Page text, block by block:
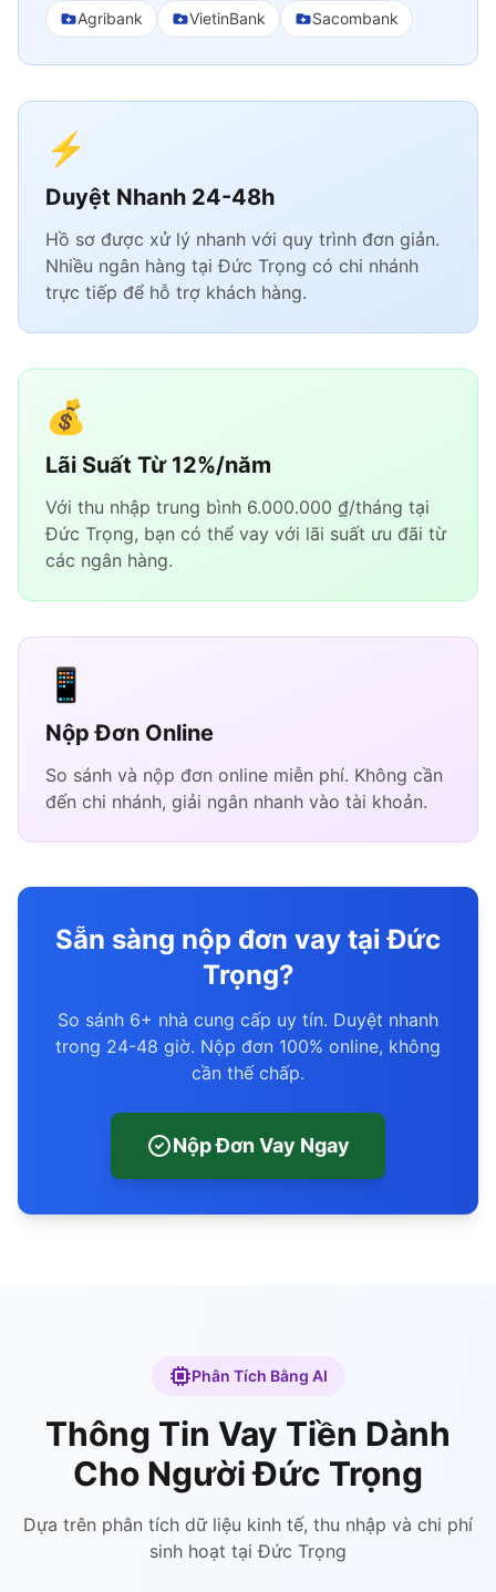
Agribank VietinBank Sacombank
⚡
Duyệt Nhanh 24-48h
Hồ sơ được xử lý nhanh với quy trình đơn giản.
Nhiều ngân hàng tại Đức Trọng có chi nhánh
trực tiếp để hỗ trợ khách hàng.
💰
Lãi Suất Từ 12%/năm
Với thu nhập trung bình 6.000.000 ₫/tháng tại
Đức Trọng, bạn có thể vay với lãi suất ưu đãi từ
các ngân hàng.
📱
Nộp Đơn Online
So sánh và nộp đơn online miễn phí. Không cần
đến chi nhánh, giải ngân nhanh vào tài khoản.
Sẵn sàng nộp đơn vay tại Đức
Trọng?
So sánh 6+ nhà cung cấp uy tín. Duyệt nhanh
trong 24-48 giờ. Nộp đơn 100% online, không
cần thế chấp.
Nộp Đơn Vay Ngay
Phân Tích Bằng AI
Thông Tin Vay Tiền Dành
Cho Người Đức Trọng
Dựa trên phân tích dữ liệu kinh tế, thu nhập và chi phí
sinh hoạt tại Đức Trọng